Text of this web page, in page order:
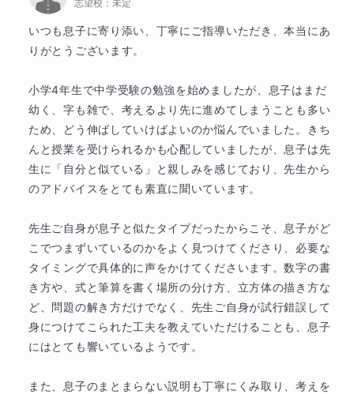
す。解き方を覚えるのではなく、問題の見方を身につ
けることを重視します。
たい算数の基礎力
学年によって重点的に身につけるべき算数の力は異な
ります。小4では計算力と基礎概念、小5では文章題の
理解、小6では入試問題への応用力が重要になりま
必要な基礎力を優先して指導します。
◆「解き方を覚えるだけ」で終わら
ない指導を行います
受験算数では解法を丸暗記してしまうと、問題の形が
少し変わっただけで解けなくなることがあります。本
コースでは「なぜその式になるのか」「なぜその考え
志望校： 未定
いつも息子に寄り添い、丁寧にご指導いただき、本当にあ
りがとうございます。
小学4年生で中学受験の勉強を始めましたが、息子はまだ
幼く、字も雑で、考えるより先に進めてしまうことも多い
ため、どう伸ばしていけばよいのか悩んでいました。きち
んと授業を受けられるかも心配していましたが、息子は先
生に「自分と似ている」と親しみを感じており、先生から
のアドバイスをとても素直に聞いています。
先生ご自身が息子と似たタイプだったからこそ、息子がど
こでつまずいているのかをよく見つけてくださり、必要な
タイミングで具体的に声をかけてくださいます。数字の書
き方や、式と筆算を書く場所の分け方、立方体の描き方な
ど、問題の解き方だけでなく、先生ご自身が試行錯誤して
身につけてこられた工夫を教えていただけることも、息子
にはとても響いているようです。
また、息子のまとまらない説明も丁寧にくみ取り、考えを